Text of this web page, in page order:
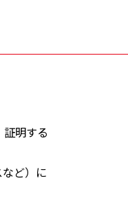
明する
ど）に